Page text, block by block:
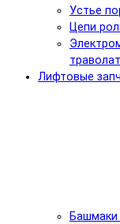
Устье
Цепи
Лифтовые